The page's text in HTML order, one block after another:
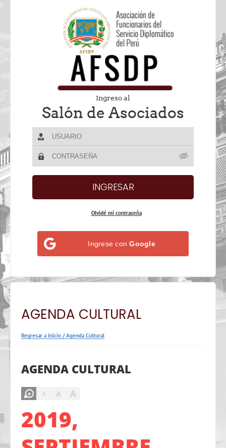
Ingreso al
Salón de Asociados
Olvidé mi contraseña
Ingrese conGoogle
AGENDA CULTURAL
Regresar a Inicio /Agenda Cultural
AGENDA CULTURAL
A A A
2019,